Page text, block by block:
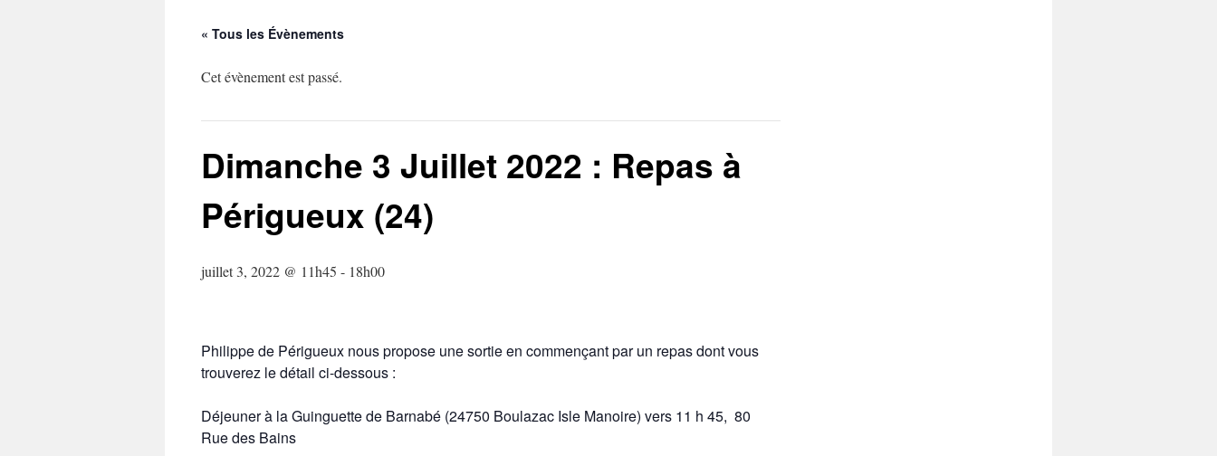
« Tous les Évènements
Cet évènement est passé.
Dimanche 3 Juillet 2022 : Repas à
Périgueux (24)
juillet 3, 2022 @ 11h45 - 18h00
Philippe de Périgueux nous propose une sortie en commençant par un repas dont vous
trouverez le détail ci-dessous :
Déjeuner à la Guinguette de Barnabé (24750 Boulazac Isle Manoire) vers 11 h 45, 80
Rue des Bains